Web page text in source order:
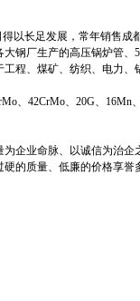
以长足发展，常年销售成
钢厂生产的高压锅炉管、
程、煤矿、纺织、电力、
、42CrMo、20G、16Mn
企业命脉、以诚信为治
的质量、低廉的价格享誉